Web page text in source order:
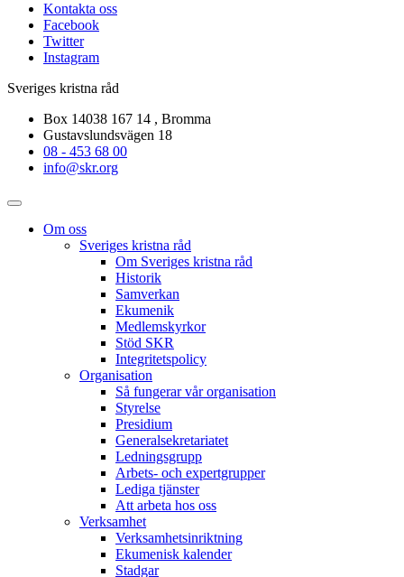
Kontakta oss
Facebook
Twitter
Instagram
Sveriges kristna råd
Box 14038 167 14 , Bromma
Gustavslundsvägen 18
08 - 453 68 00
info@skr.org
Om oss
Sveriges kristna råd
Om Sveriges kristna råd
Historik
Samverkan
Ekumenik
Medlemskyrkor
Stöd SKR
Integritetspolicy
Organisation
Så fungerar vår organisation
Styrelse
Presidium
Generalsekretariatet
Ledningsgrupp
Arbets- och expertgrupper
Lediga tjänster
Att arbeta hos oss
Verksamhet
Verksamhetsinriktning
Ekumenisk kalender
Stadgar